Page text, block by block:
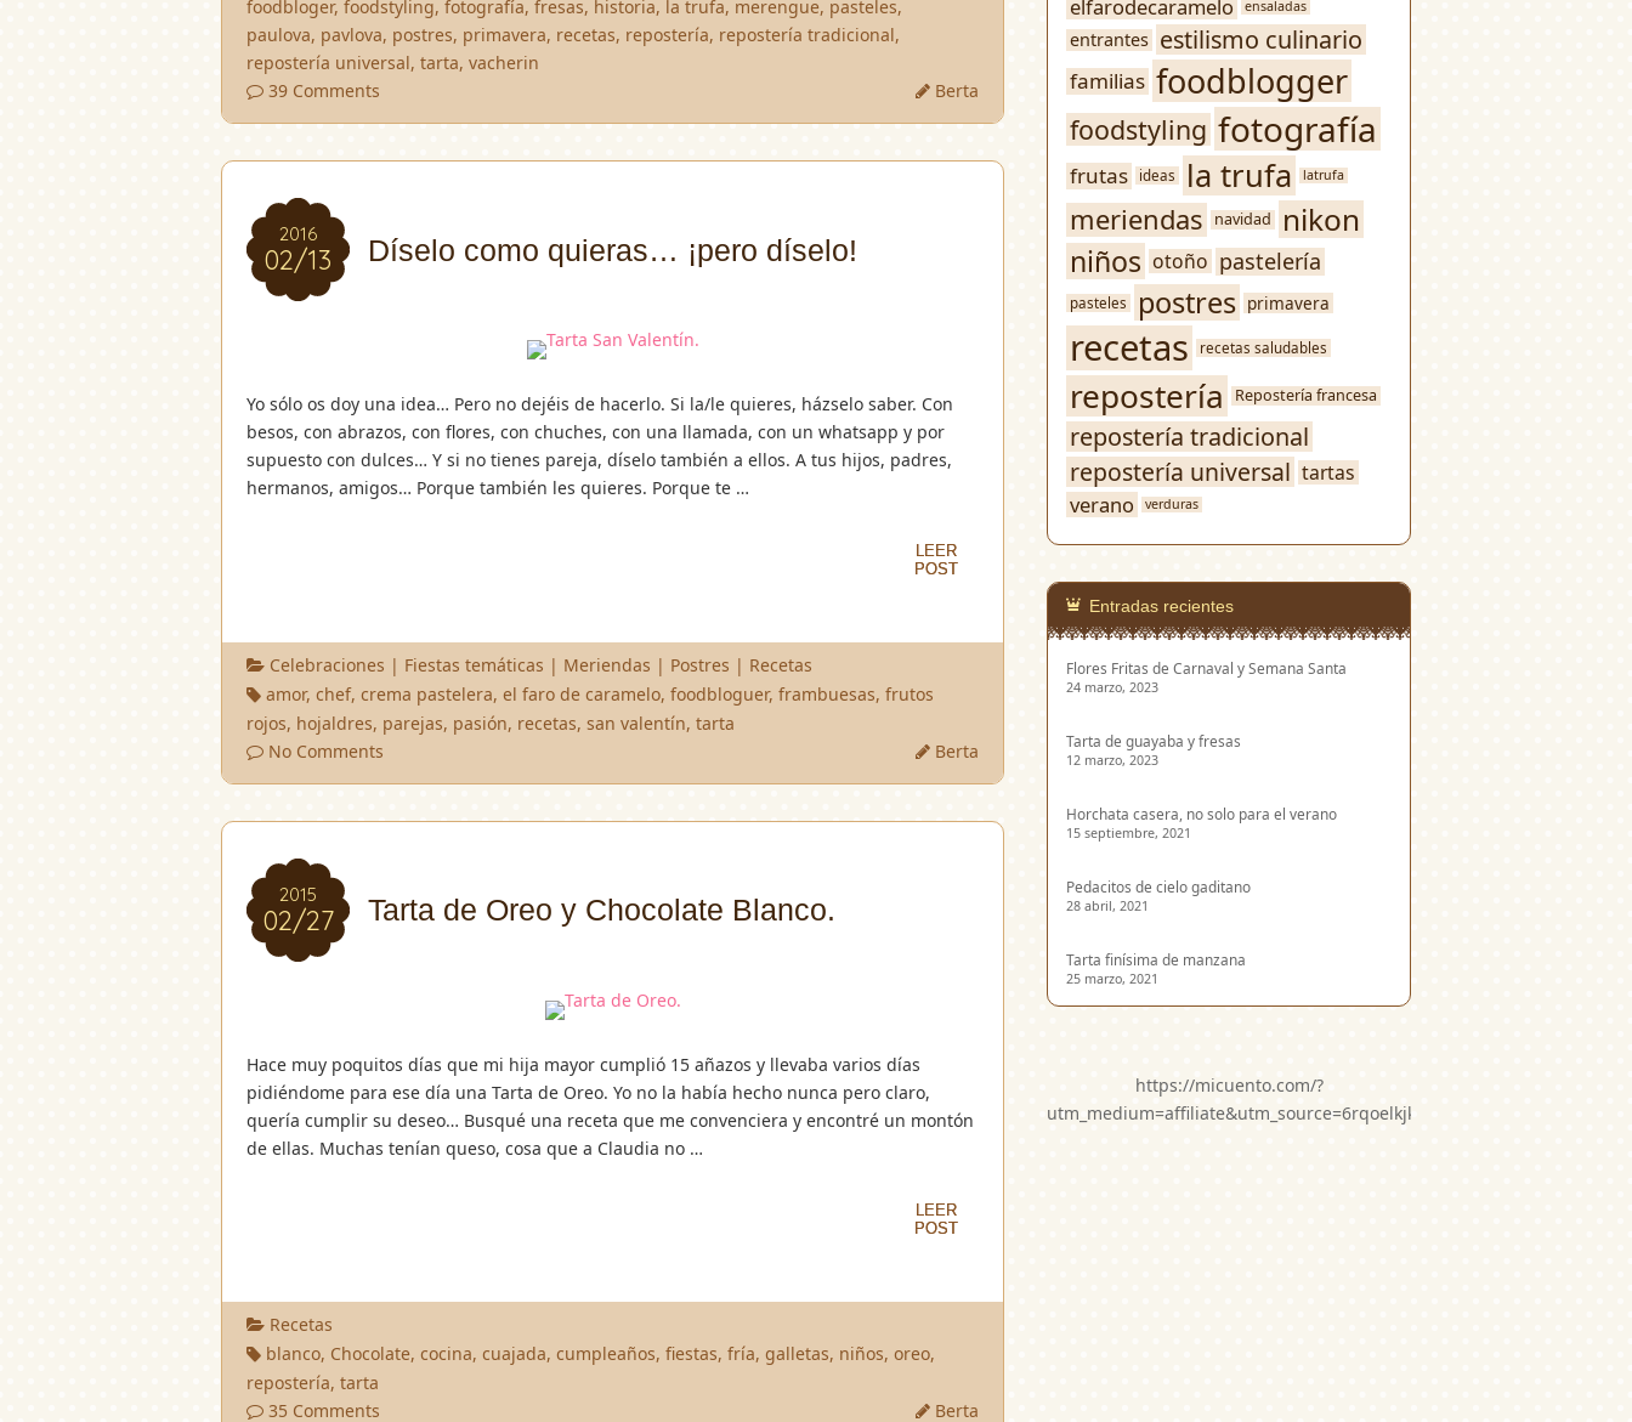
foodbloger, foodstyling, fotografía, fresas, historia, la trufa, merengue, pasteles,
paulova, pavlova, postres, primavera, recetas, repostería, repostería tradicional,
repostería universal, tarta, vacherin
39 Comments
Berta
2016
02/13
2016
02/13 Díselo como quieras… ¡pero díselo!
Yo sólo os doy una idea… Pero no dejéis de hacerlo. Si la/le quieres, házselo saber. Con
besos, con abrazos, con flores, con chuches, con una llamada, con un whatsapp y por
supuesto con dulces… Y si no tienes pareja, díselo también a ellos. A tus hijos, padres,
hermanos, amigos… Porque también les quieres. Porque te …
LEER
POST
LEER
POST
Celebraciones | Fiestas temáticas | Meriendas | Postres | Recetas
amor,chef,crema pastelera,el faro de caramelo,foodbloguer,frambuesas,frutos
rojos, hojaldres, parejas, pasión, recetas, san valentín, tarta
No Comments
Berta
2015
02/27
2015
02/27 Tarta de Oreo y Chocolate Blanco.
Hace muy poquitos días que mi hija mayor cumplió 15 añazos y llevaba varios días
pidiéndome para ese día una Tarta de Oreo. Yo no la había hecho nunca pero claro,
quería cumplir su deseo… Busqué una receta que me convenciera y encontré un montón
de ellas. Muchas tenían queso, cosa que a Claudia no …
LEER
POST
LEER
POST
Recetas
blanco, Chocolate,cocina,cuajada,cumpleaños,fiestas,fría,galletas, niños,oreo,
repostería, tarta
35 Comments
Berta
elfarodecaramelo ensaladas
entrantes estilismo culinario
familias foodblogger
foodstyling fotografía
frutas ideas la trufa latrufa
meriendas navidad nikon
niños otoño pastelería
pasteles postres primavera
recetas recetas saludables
repostería Repostería francesa
repostería tradicional
repostería universal tartas
verano verduras
Entradas recientes
Flores Fritas de Carnaval y Semana Santa
24 marzo, 2023
Tarta de guayaba y fresas
12 marzo, 2023
Horchata casera, no solo para el verano
15 septiembre, 2021
Pedacitos de cielo gaditano
28 abril, 2021
Tarta finísima de manzana
25 marzo, 2021
https://micuento.com/?
utm_medium=affiliate&utm_source=6rqoelkjkwg